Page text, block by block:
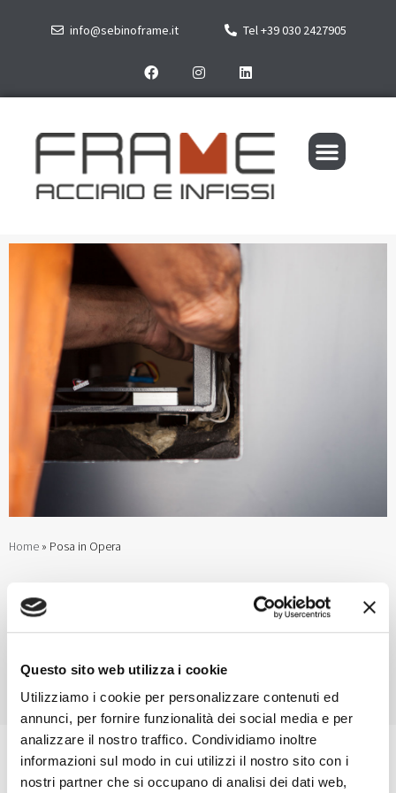
Questo sito web utilizza i cookie
Utilizziamo i cookie per personalizzare contenuti ed
annunci, per fornire funzionalità dei social media e per
analizzare il nostro traffico. Condividiamo inoltre
informazioni sul modo in cui utilizzi il nostro sito con i
nostri partner che si occupano di analisi dei dati web,
info@sebinoframe.it Tel +39 030 2427905
Home » Posa in Opera
Posa in Opera infissi e
serramenti:
entrano in scena i nostri
specialisti